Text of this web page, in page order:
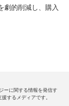
劇的削減し、購入
ーに関する情報を発信す
するメディアです。